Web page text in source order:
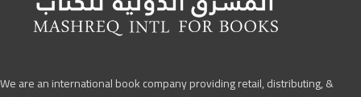
We are an international book company providing retail, distributing, &